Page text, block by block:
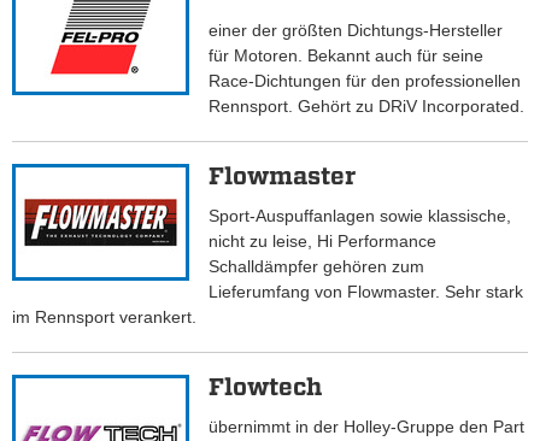
einer der größten Dichtungs-Hersteller
für Motoren. Bekannt auch für seine
Race-Dichtungen für den professionellen
Rennsport. Gehört zu DRiV Incorporated.
Flowmaster
Sport-Auspuffanlagen sowie klassische,
nicht zu leise, Hi Performance
Schalldämpfer gehören zum
Lieferumfang von Flowmaster. Sehr stark
im Rennsport verankert.
Flowtech
übernimmt in der Holley-Gruppe den Part